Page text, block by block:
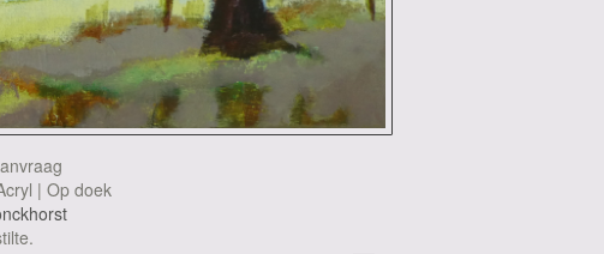
| Op doek